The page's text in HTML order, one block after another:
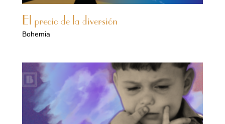
El precio de la diversión
Bohemia